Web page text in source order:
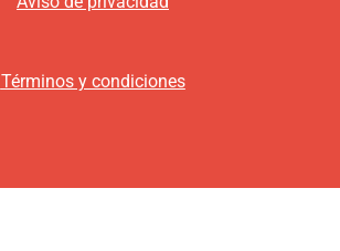
Términos y condiciones